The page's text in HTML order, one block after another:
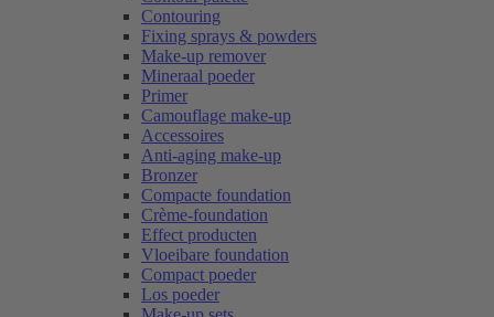
Contouring
Fixing sprays & powders
Make-up remover
Mineraal poeder
Primer
Camouflage make-up
Accessoires
Anti-aging make-up
Bronzer
Compacte foundation
Crème-foundation
Effect producten
Vloeibare foundation
Compact poeder
Los poeder